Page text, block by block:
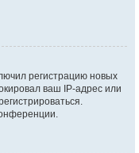
регистрацию новых
ваш IP-адрес или